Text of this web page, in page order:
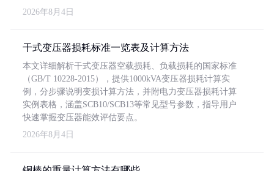
2026年8月4日
干式变压器损耗标准一览表及计算方法
本文详细解析干式变压器空载损耗、负载损耗的国家标准
（GB/T 10228-2015），提供1000kVA变压器损耗计算实
例，分步骤说明变损计算方法，并附电力变压器损耗计算
实例表格，涵盖SCB10/SCB13等常见型号参数，指导用户
快速掌握变压器能效评估要点。
2026年8月4日